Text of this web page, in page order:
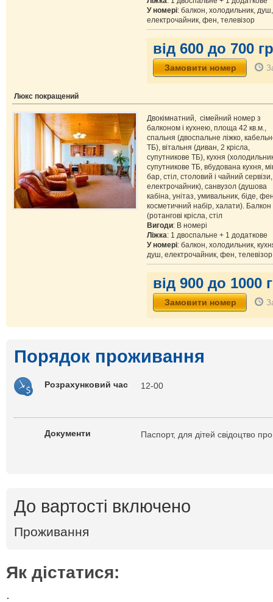
У номері: балкон, холодильник, душ,
електрочайник, фен, телевізор
від 600 до 700
Люкс покращений
Двокімнатний, сімейний номер з
балконом і кухнею, площа 42 кв.м.,
спальня (двоспальне ліжко,
ТБ), вітальня (диван, 2 крісла,
супутникове ТБ), кухня
супутникове ТБ, вбудована кухня,
бар, стіл, столовий і чайний сервізи,
електрочайник), санвузол (душова
кабіна, унітаз, умивальник, біде,
косметичний набір, халати). Балкон
(ротангові крісла, стіл
Вигоди: В номері
Ліжка: 1 двоспальне + 1 додаткове
У номері: балкон, холодильник,
душ, електрочайник, фен, телевізор
від 900 до 1000
Порядок проживання
Розрахунковий час 12-00
Документи Паспорт, для дітей свідоцтво
До вартості включено
Проживання
Як дістатися:
.